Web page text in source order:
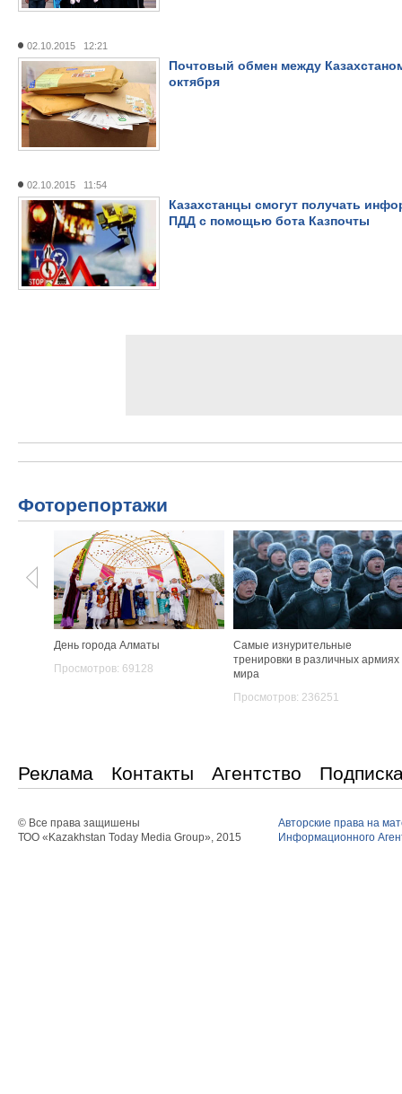
02.10.2015 12:21
Почтовый обмен между
октября
02.10.2015 11:54
Казахстанцы смогут получать
ПДД с помощью бота Казпочты
Фоторепортажи
День города Алматы
Просмотров: 69128
Самые изнурительные
тренировки в различных армиях
мира
Просмотров: 236251
Реклама Контакты Агентство
© Все права защишены
ТОО «Kazakhstan Today Media Group», 2015
Авторские права на
Информационного